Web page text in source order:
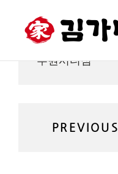
루원시티점
파노라마보기
PREVIOUS